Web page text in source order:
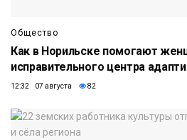
Общество
Как в Норильске помогают
исправительного центра
12:32 07 августа 82